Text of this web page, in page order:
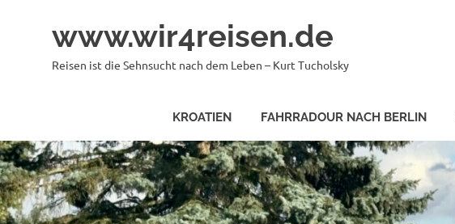
www.wir4reisen.de
Reisen ist die Sehnsucht nach dem Leben – Kurt Tucholsky
KROATIEN FAHRRADOUR NACH BERLIN